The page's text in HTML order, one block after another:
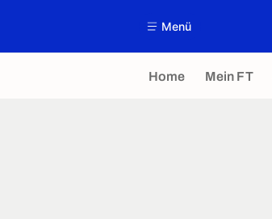
Menü
Home Mein FT